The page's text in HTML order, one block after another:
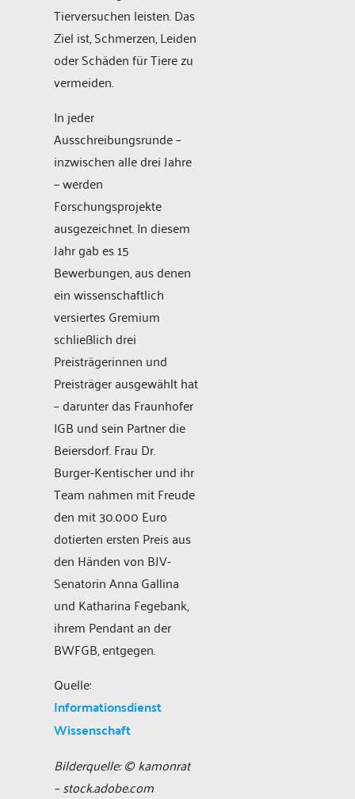
Tierversuchen leisten. Das
Ziel ist, Schmerzen, Leiden
oder Schäden für Tiere zu
vermeiden.
In jeder
Ausschreibungsrunde –
inzwischen alle drei Jahre
− werden
Forschungsprojekte
ausgezeichnet. In diesem
Jahr gab es 15
Bewerbungen, aus denen
ein wissenschaftlich
versiertes Gremium
schließlich drei
Preisträgerinnen und
Preisträger ausgewählt hat
– darunter das Fraunhofer
IGB und sein Partner die
Beiersdorf. Frau Dr.
Burger-Kentischer und ihr
Team nahmen mit Freude
den mit 30.000 Euro
dotierten ersten Preis aus
den Händen von BJV-
Senatorin Anna Gallina
und Katharina Fegebank,
ihrem Pendant an der
BWFGB, entgegen.
Quelle:
Informationsdienst
Wissenschaft
Bilderquelle: © kamonrat
– stock.adobe.com